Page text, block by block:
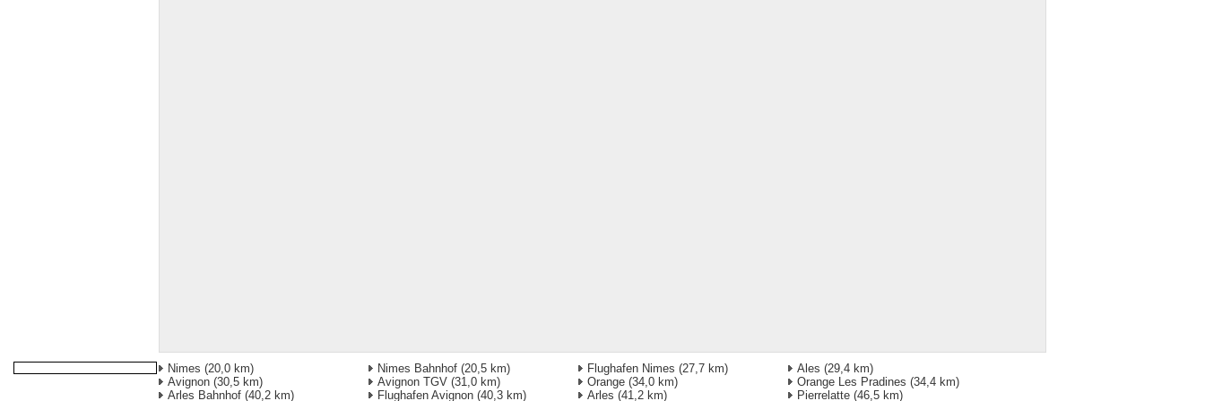
Nimes (20,0 km) Nimes Bahnhof (20,5 km) Flughafen Nimes (27,7 km) Ales (29,4 km)
Avignon (30,5 km) Avignon TGV (31,0 km) Orange (34,0 km) Orange Les Pradines (34,4 km)
Arles Bahnhof (40,2 km) Flughafen Avignon (40,3 km) Arles (41,2 km) Pierrelatte (46,5 km)